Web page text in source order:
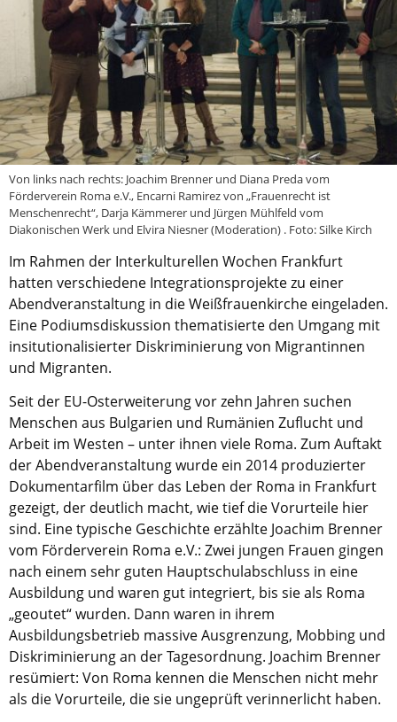
Oktober 2017
Download
Informationen
Aus (nicht nur) Frankfurter Blogs
Videos
Beratung & Info
Impressum
Hinweis
Diese Website wurde am 28. November 2017
archiviert. Neues Online-Angebot:
Evangelische
Kirche in Frankfurt .
Von links nach rechts: Joachim Brenner und Diana Preda vom
Förderverein Roma e.V., Encarni Ramirez von „Frauenrecht ist
Menschenrecht“, Darja Kämmerer und Jürgen Mühlfeld vom
Diakonischen Werk und Elvira Niesner (Moderation) . Foto: Silke Kirch
Im Rahmen der Interkulturellen Wochen Frankfurt
hatten verschiedene Integrationsprojekte zu einer
Abendveranstaltung in die Weißfrauenkirche eingeladen.
Eine Podiumsdiskussion thematisierte den Umgang mit
insitutionalisierter Diskriminierung von Migrantinnen
und Migranten.
Seit der EU-Osterweiterung vor zehn Jahren suchen
Menschen aus Bulgarien und Rumänien Zuflucht und
Arbeit im Westen – unter ihnen viele Roma. Zum Auftakt
der Abendveranstaltung wurde ein 2014 produzierter
Dokumentarfilm über das Leben der Roma in Frankfurt
gezeigt, der deutlich macht, wie tief die Vorurteile hier
sind. Eine typische Geschichte erzählte Joachim Brenner
vom Förderverein Roma e.V.: Zwei jungen Frauen gingen
nach einem sehr guten Hauptschulabschluss in eine
Ausbildung und waren gut integriert, bis sie als Roma
„geoutet“ wurden. Dann waren in ihrem
Ausbildungsbetrieb massive Ausgrenzung, Mobbing und
Diskriminierung an der Tagesordnung. Joachim Brenner
resümiert: Von Roma kennen die Menschen nicht mehr
als die Vorurteile, die sie ungeprüft verinnerlicht haben.